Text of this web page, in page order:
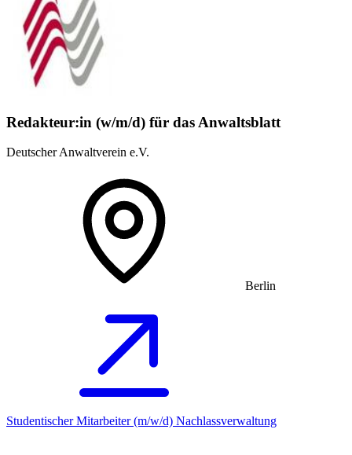
Redakteur:in (w/m/d) für das Anwaltsblatt
Deutscher Anwaltverein e.V.
Berlin
Studentischer Mitarbeiter (m/w/d) Nachlassverwaltung